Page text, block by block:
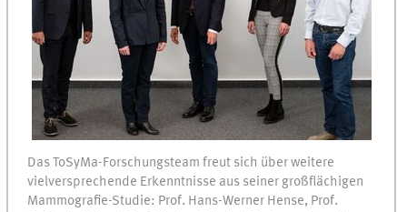
Das ToSyMa-Forschungsteam freut sich über weitere
vielversprechende Erkenntnisse aus seiner großflächigen
Mammografie-Studie: Prof. Hans-Werner Hense, Prof.